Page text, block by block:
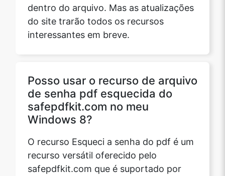
dentro do arquivo. Mas as atualizações
do site trarão todos os recursos
interessantes em breve.
Posso usar o recurso de arquivo
de senha pdf esquecida do
safepdfkit.com no meu
Windows 8?
O recurso Esqueci a senha do pdf é um
recurso versátil oferecido pelo
safepdfkit.com que é suportado por